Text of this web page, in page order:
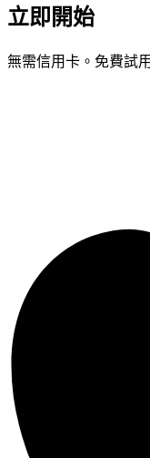
立即開始
無需信用卡。免費試